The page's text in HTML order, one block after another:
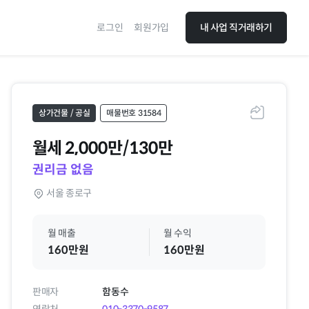
로그인 회원가입 내 사업 직거래하기
공유하기
상가건물 / 공실 매물번호 31584
월세 2,000만/130만
권리금 없음
서울 종로구
월 매출
160만원
월 수익
160만원
판매자
함동수